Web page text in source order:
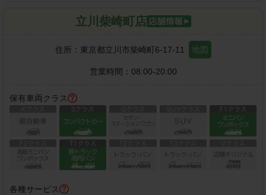
立川柴崎町店
住所： 東京都立川市柴崎町6-17-11 地図
営業時間： 08:00-20:00
保有車両クラス
各種サービス